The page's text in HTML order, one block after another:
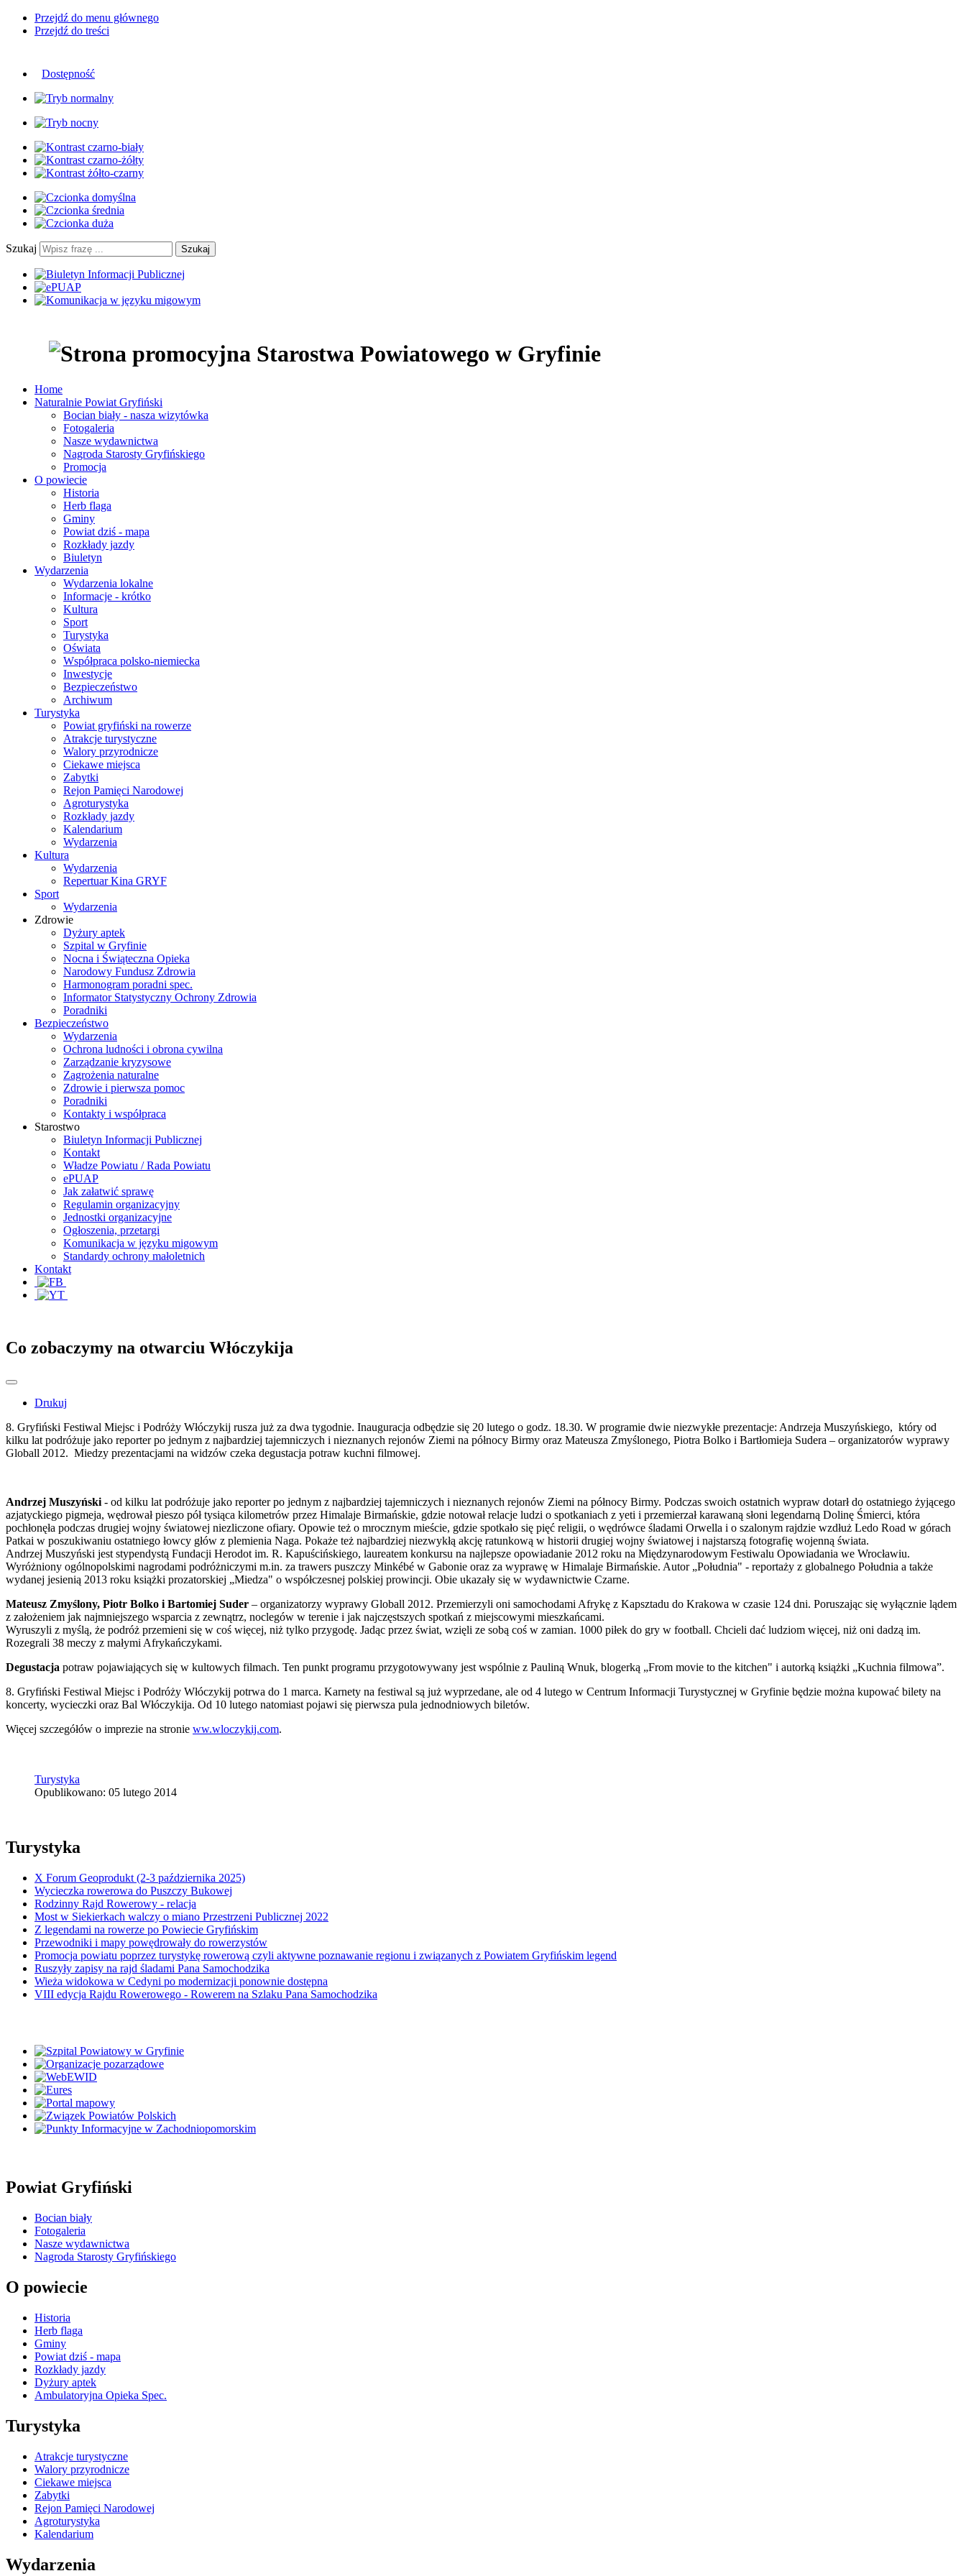
Przejdź do menu głównego
Przejdź do treści
Dostępność
Szukaj Szukaj
Home
Naturalnie Powiat Gryfiński
Bocian biały - nasza wizytówka
Fotogaleria
Nasze wydawnictwa
Nagroda Starosty Gryfińskiego
Promocja
O powiecie
Historia
Herb flaga
Gminy
Powiat dziś - mapa
Rozkłady jazdy
Biuletyn
Wydarzenia
Wydarzenia lokalne
Informacje - krótko
Kultura
Sport
Turystyka
Oświata
Współpraca polsko-niemiecka
Inwestycje
Bezpieczeństwo
Archiwum
Turystyka
Powiat gryfiński na rowerze
Atrakcje turystyczne
Walory przyrodnicze
Ciekawe miejsca
Zabytki
Rejon Pamięci Narodowej
Agroturystyka
Rozkłady jazdy
Kalendarium
Wydarzenia
Kultura
Wydarzenia
Repertuar Kina GRYF
Sport
Wydarzenia
Zdrowie
Dyżury aptek
Szpital w Gryfinie
Nocna i Świąteczna Opieka
Narodowy Fundusz Zdrowia
Harmonogram poradni spec.
Informator Statystyczny Ochrony Zdrowia
Poradniki
Bezpieczeństwo
Wydarzenia
Ochrona ludności i obrona cywilna
Zarządzanie kryzysowe
Zagrożenia naturalne
Zdrowie i pierwsza pomoc
Poradniki
Kontakty i współpraca
Starostwo
Biuletyn Informacji Publicznej
Kontakt
Władze Powiatu / Rada Powiatu
ePUAP
Jak załatwić sprawę
Regulamin organizacyjny
Jednostki organizacyjne
Ogłoszenia, przetargi
Komunikacja w języku migowym
Standardy ochrony małoletnich
Kontakt
Co zobaczymy na otwarciu Włóczykija
Drukuj
8. Gryfiński Festiwal Miejsc i Podróży Włóczykij rusza już za dwa tygodnie. Inauguracja odbędzie się 20 lutego o godz. 18.30. W programie dwie niezwykłe prezentacje: Andrzeja Muszyńskiego, który od
kilku lat podróżuje jako reporter po jednym z najbardziej tajemniczych i nieznanych rejonów Ziemi na północy Birmy oraz Mateusza Zmyślonego, Piotra Bolko i Bartłomieja Sudera – organizatorów wyprawy
Globall 2012. Miedzy prezentacjami na widzów czeka degustacja potraw kuchni filmowej.
Andrzej Muszyński - od kilku lat podróżuje jako reporter po jednym z najbardziej tajemniczych i nieznanych rejonów Ziemi na północy Birmy. Podczas swoich ostatnich wypraw dotarł do ostatniego żyjącego
azjatyckiego pigmeja, wędrował pieszo pół tysiąca kilometrów przez Himalaje Birmańskie, gdzie notował relacje ludzi o spotkaniach z yeti i przemierzał karawaną słoni legendarną Dolinę Śmierci, która
pochłonęła podczas drugiej wojny światowej niezliczone ofiary. Opowie też o mrocznym mieście, gdzie spotkało się pięć religii, o wędrówce śladami Orwella i o szalonym rajdzie wzdłuż Ledo Road w górach
Patkai w poszukiwaniu ostatniego łowcy głów z plemienia Naga. Pokaże też najbardziej niezwykłą akcję ratunkową w historii drugiej wojny światowej i najstarszą fotografię wojenną świata.
Andrzej Muszyński jest stypendystą Fundacji Herodot im. R. Kapuścińskiego, laureatem konkursu na najlepsze opowiadanie 2012 roku na Międzynarodowym Festiwalu Opowiadania we Wrocławiu.
Wyróżniony ogólnopolskimi nagrodami podróżniczymi m.in. za trawers puszczy Minkébé w Gabonie oraz za wyprawę w Himalaje Birmańskie. Autor „Południa" - reportaży z globalnego Południa a także
wydanej jesienią 2013 roku książki prozatorskiej „Miedza" o współczesnej polskiej prowincji. Obie ukazały się w wydawnictwie Czarne.
Mateusz Zmyślony, Piotr Bolko i Bartomiej Suder – organizatorzy wyprawy Globall 2012. Przemierzyli oni samochodami Afrykę z Kapsztadu do Krakowa w czasie 124 dni. Poruszając się wyłącznie lądem
z założeniem jak najmniejszego wsparcia z zewnątrz, noclegów w terenie i jak najczęstszych spotkań z miejscowymi mieszkańcami.
Wyruszyli z myślą, że podróż przemieni się w coś więcej, niż tylko przygodę. Jadąc przez świat, wzięli ze sobą coś w zamian. 1000 piłek do gry w football. Chcieli dać ludziom więcej, niż oni dadzą im.
Rozegrali 38 meczy z małymi Afrykańczykami.
Degustacja potraw pojawiających się w kultowych filmach. Ten punkt programu przygotowywany jest wspólnie z Pauliną Wnuk, blogerką „From movie to the kitchen" i autorką książki „Kuchnia filmowa”.
8. Gryfiński Festiwal Miejsc i Podróży Włóczykij potrwa do 1 marca. Karnety na festiwal są już wyprzedane, ale od 4 lutego w Centrum Informacji Turystycznej w Gryfinie będzie można kupować bilety na
koncerty, wycieczki oraz Bal Włóczykija. Od 10 lutego natomiast pojawi się pierwsza pula jednodniowych biletów.
Więcej szczegółów o imprezie na stronie ww.wloczykij.com.
Turystyka
Opublikowano: 05 lutego 2014
Turystyka
X Forum Geoprodukt (2-3 października 2025)
Wycieczka rowerowa do Puszczy Bukowej
Rodzinny Rajd Rowerowy - relacja
Most w Siekierkach walczy o miano Przestrzeni Publicznej 2022
Z legendami na rowerze po Powiecie Gryfińskim
Przewodniki i mapy powędrowały do rowerzystów
Promocja powiatu poprzez turystykę rowerową czyli aktywne poznawanie regionu i związanych z Powiatem Gryfińskim legend
Ruszyły zapisy na rajd śladami Pana Samochodzika
Wieża widokowa w Cedyni po modernizacji ponownie dostępna
VIII edycja Rajdu Rowerowego - Rowerem na Szlaku Pana Samochodzika
Powiat Gryfiński
Bocian biały
Fotogaleria
Nasze wydawnictwa
Nagroda Starosty Gryfińskiego
O powiecie
Historia
Herb flaga
Gminy
Powiat dziś - mapa
Rozkłady jazdy
Dyżury aptek
Ambulatoryjna Opieka Spec.
Turystyka
Atrakcje turystyczne
Walory przyrodnicze
Ciekawe miejsca
Zabytki
Rejon Pamięci Narodowej
Agroturystyka
Kalendarium
Wydarzenia